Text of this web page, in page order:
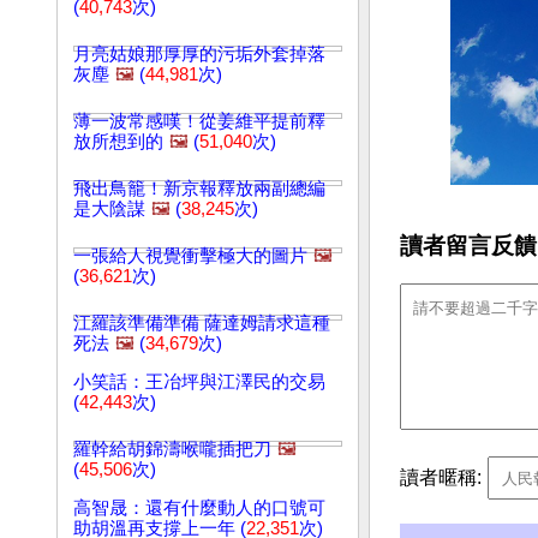
(40,743次)
月亮姑娘那厚厚的污垢外套掉落
灰塵 🖼️ (44,981次)
薄一波常感嘆！從姜維平提前釋
放所想到的 🖼️ (51,040次)
飛出鳥籠！新京報釋放兩副總編
是大陰謀 🖼️ (38,245次)
一張給人視覺衝擊極大的圖片 🖼️
(36,621次)
江羅該準備準備 薩達姆請求這種
死法 🖼️ (34,679次)
小笑話：王冶坪與江澤民的交易
(42,443次)
羅幹給胡錦濤喉嚨插把刀 🖼️
(45,506次)
高智晟：還有什麼動人的口號可
助胡溫再支撐上一年 (22,351次)
讀者留言反
讀者暱稱: